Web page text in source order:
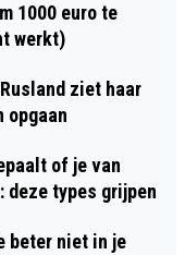
1000 euro te
werkt)
ziet haar
opgaan
of je van
deze types grijpen
beter niet in je